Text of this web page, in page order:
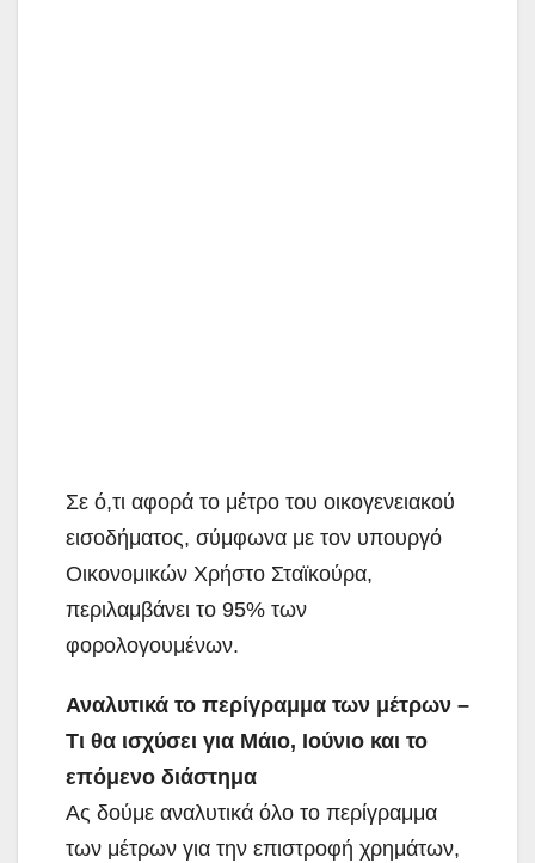
Σε ό,τι αφορά το μέτρο του οικογενειακού
εισοδήματος, σύμφωνα με τον υπουργό
Οικονομικών Χρήστο Σταϊκούρα,
περιλαμβάνει το 95% των
φορολογουμένων.
Αναλυτικά το περίγραμμα των μέτρων –
Τι θα ισχύσει για Μάιο, Ιούνιο και το
επόμενο διάστημα
Ας δούμε αναλυτικά όλο το περίγραμμα
των μέτρων για την επιστροφή χρημάτων,